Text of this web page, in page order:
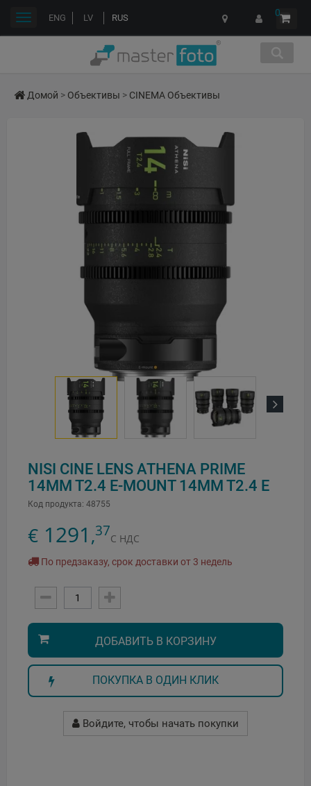
ENG LV RUS 0
Переключить
Домой > Объективы > CINEMA Объективы
NISI CINE LENS ATHENA PRIME
14MM T2.4 E-MOUNT 14MM T2.4 E
Код продукта: 48755
€ 1291 ,37С НДС
По предзаказу, срок доставки от 3 недель
ДОБАВИТЬ В КОРЗИНУ
ПОКУПКА В ОДИН КЛИК
Войдите, чтобы начать покупки